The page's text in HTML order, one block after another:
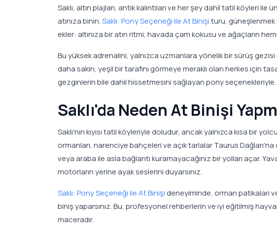
Saklı, altın plajları, antik kalıntıları ve her şey dahil tatil köyleri
atınıza binin.Saklı: Pony Seçeneği ile At Binişituru,
ekler: altınıza bir atın ritmi, havada çam kokusu ve ağaçların
Bu yüksek adrenalini, yalnızca uzmanlara yönelik bir sürüş
daha sakin, yeşil bir tarafını görmeye meraklı olan herkes için
gezginlerin bile dahil hissetmesini sağlayan pony seçenekleriyle.
Saklı'da Neden At Binişi
Saklı'nın kıyısı tatil köyleriyle doludur, ancak yalnızca kısa bir
ormanları, narenciye bahçeleri ve açık tarlalar Taurus
veya araba ile asla bağlantı kuramayacağınız bir yolları açar.
motorların yerine ayak seslerini duyarsınız.
Saklı: Pony Seçeneği ile At Binişideneyiminde, orman patikaları
biniş yaparsınız. Bu, profesyonel rehberlerin ve iyi eğitilmiş
maceradır.